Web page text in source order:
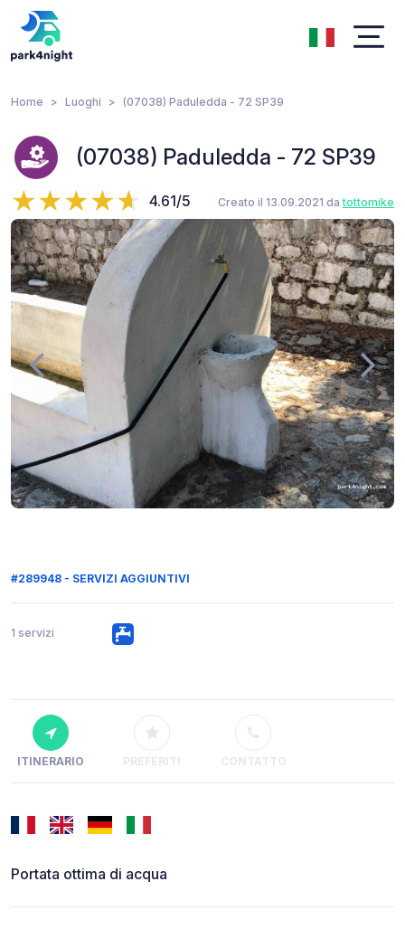
Home Luoghi (07038) Paduledda - 72 SP39
(07038) Paduledda - 72 SP39
4.61/5 Creato il 13.09.2021 datottomike
#289948 - SERVIZI AGGIUNTIVI
1 servizi
ITINERARIO PREFERITI CONTATTO
Portata ottima di acqua